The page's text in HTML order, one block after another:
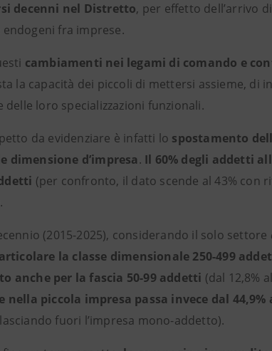
decenni nel Distretto, per effetto dell’arrivo
endogeni fra imprese.
cambiamenti nei legami di comando e
la capacità dei piccoli di mettersi assieme, di
delle loro specializzazioni funzionali.
da evidenziare è infatti lo spostamento
dimensione d’impresa. Il 60% degli addetti
(per confronto, il dato scende al 43%
(2015-2025), considerando il solo settore
la classe dimensionale 250-499
anche per la fascia 50-99 addetti (dal 12,8%
nella piccola impresa passa invece dal 44,9%
fuori l’impresa mono-addetto).